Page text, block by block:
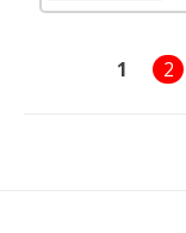
1
2